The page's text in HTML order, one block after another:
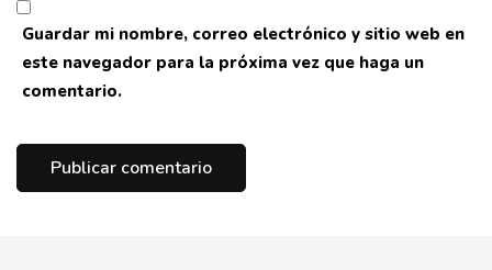
Guardar mi nombre, correo electrónico y sitio web en
este navegador para la próxima vez que haga un
comentario.